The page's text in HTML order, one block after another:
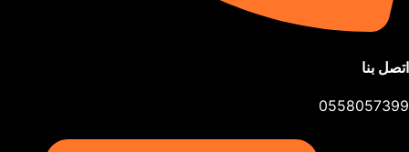
اتصل بنا
0558057399